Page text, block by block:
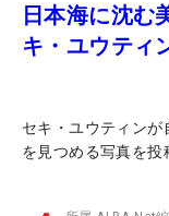
日本海に沈む
キ・ユウティ
セキ・ユウティンが
を見つめる写真を投